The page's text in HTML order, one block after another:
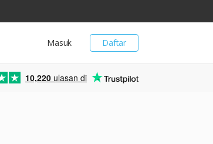
Daftar
Masuk
10,220 ulasan di